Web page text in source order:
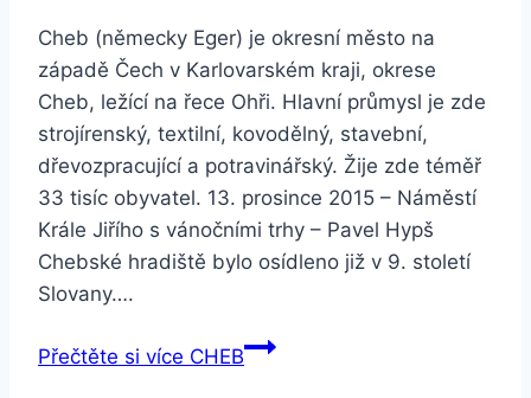
Cheb (německy Eger) je okresní město na
západě Čech v Karlovarském kraji, okrese
Cheb, ležící na řece Ohři. Hlavní průmysl je zde
strojírenský, textilní, kovodělný, stavební,
dřevozpracující a potravinářský. Žije zde téměř
33 tisíc obyvatel. 13. prosince 2015 – Náměstí
Krále Jiřího s vánočními trhy – Pavel Hypš
Chebské hradiště bylo osídleno již v 9. století
Slovany….
Přečtěte si více CHEB